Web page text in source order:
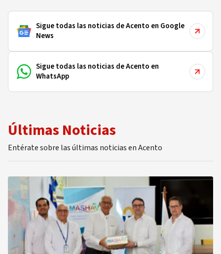
Sigue todas las noticias de Acento en Google
News
Sigue todas las noticias de Acento en
WhatsApp